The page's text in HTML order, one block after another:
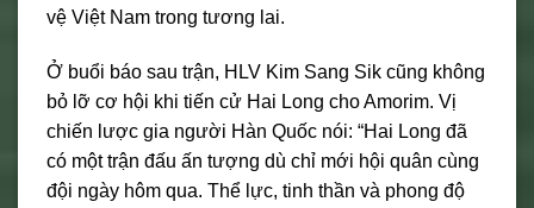
vệ Việt Nam trong tương lai.
Ở buổi báo sau trận, HLV Kim Sang Sik cũng không
bỏ lỡ cơ hội khi tiến cử Hai Long cho Amorim. Vị
chiến lược gia người Hàn Quốc nói: “Hai Long đã
có một trận đấu ấn tượng dù chỉ mới hội quân cùng
đội ngày hôm qua. Thể lực, tinh thần và phong độ